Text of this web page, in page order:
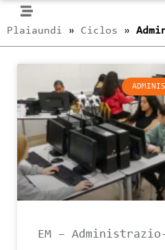
Plaiaundi » Ciclos »
EM –